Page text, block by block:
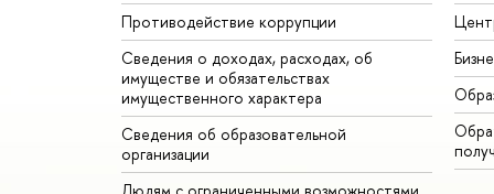
Противодействие коррупции
Сведения о доходах, расходах, об
имуществе и обязательствах
имущественного характера
Сведения об образовательной
организации